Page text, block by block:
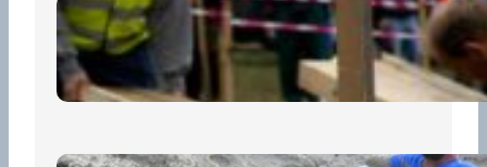
Nová pravidla pro účastníky
13 července, 2026